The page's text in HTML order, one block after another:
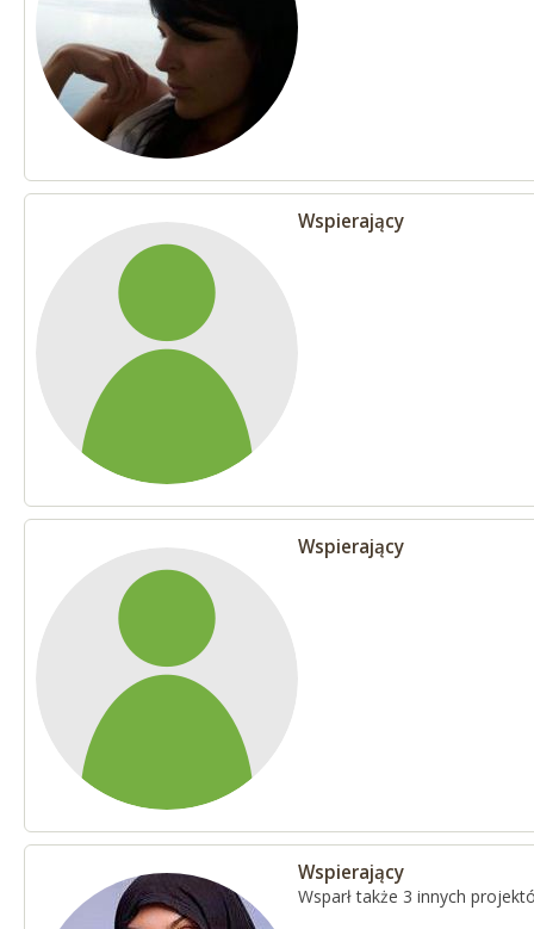
Wspierający
Wspierający
Wspierający
Wsparł także 3 innych